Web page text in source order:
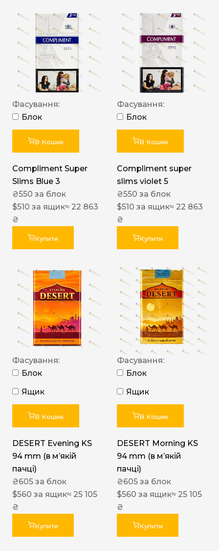
Фасування:
Блок
В Кошик
Compliment Super
Slims Blue 3
₴550 за блок
$510 за ящик≈ 22 863
₴
Купити
Фасування:
Блок
В Кошик
Compliment super
slims violet 5
₴550 за блок
$510 за ящик≈ 22 863
₴
Купити
Фасування:
Блок
Ящик
В Кошик
DESERT Evening KS
94 mm (в мʼякій
пачці)
₴605 за блок
$560 за ящик≈ 25 105
₴
Купити
Фасування:
Блок
Ящик
В Кошик
DESERT Morning KS
94 mm (в мʼякій
пачці)
₴605 за блок
$560 за ящик≈ 25 105
₴
Купити